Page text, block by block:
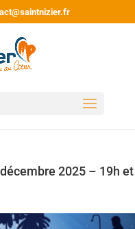
2025 – 19h et